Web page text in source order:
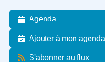
Agenda
Ajouter à mon agenda
S'abonner au flux